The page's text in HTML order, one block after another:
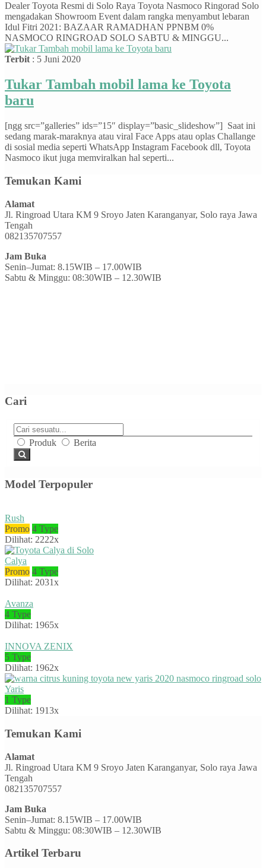
Dealer Toyota Resmi di Solo Raya Toyota Nasmoco Ringorad Solo
mengadakan Showroom Event dalam rangka menyambut lebaran
Idul Fitri 2021: BAZAAR RAMADHAN PPNBM 0%
NASMOCO RINGROAD SOLO SABTU & MINGGU...
Terbit: 5 Juni 2020
Tukar Tambah mobil lama ke Toyota
baru
[ngg src=”galleries” ids=”15″ display=”basic_slideshow”] Saat ini
sedang marak-maraknya atau viral Face Apps atau oplas Challange
di sosial media seperti WhatsApp Instagram Facebook dll, Toyota
Nasmoco ikut juga memviralkan hal seperti...
Temukan Kami
Alamat
Jl. Ringroad Utara KM 9 Sroyo Jaten Karanganyar, Solo raya Jawa
Tengah
082135707557
Jam Buka
Senin–Jumat: 8.15WIB – 17.00WIB
Sabtu & Minggu: 08:30WIB – 12.30WIB
Cari
Produk Berita
Model Terpopuler
Rush
Promo 4 Type
Dilihat: 2222x
Calya
Promo 4 Type
Dilihat: 2031x
Avanza
4 Type
Dilihat: 1965x
INNOVA ZENIX
5 Type
Dilihat: 1962x
Yaris
1 Type
Dilihat: 1913x
Temukan Kami
Alamat
Jl. Ringroad Utara KM 9 Sroyo Jaten Karanganyar, Solo raya Jawa
Tengah
082135707557
Jam Buka
Senin–Jumat: 8.15WIB – 17.00WIB
Sabtu & Minggu: 08:30WIB – 12.30WIB
Artikel Terbaru